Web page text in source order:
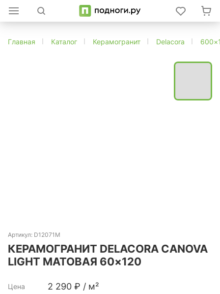
Главная Каталог Керамогранит Delacora
Артикул: D12071M
КЕРАМОГРАНИТ DELACORA CANOVA
LIGHT МАТОВАЯ 60×120
Цена 2 290 ₽ / м²